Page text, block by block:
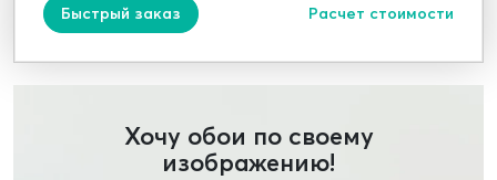
Быстрый заказ Расчет стоимости
Хочу обои по своему
изображению!